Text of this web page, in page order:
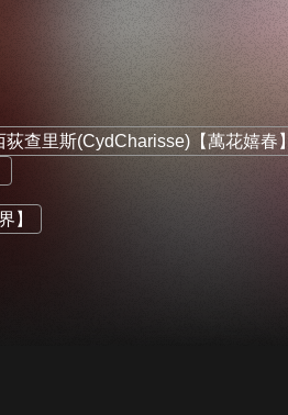
荻查里斯(CydCharisse)【萬花嬉春】
】